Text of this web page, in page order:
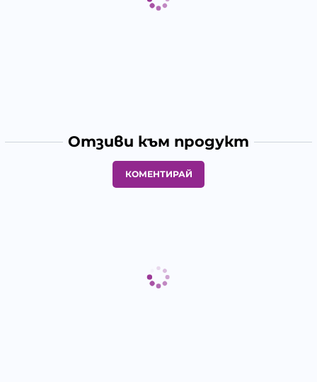
Отзиви към продукт
КОМЕНТИРАЙ